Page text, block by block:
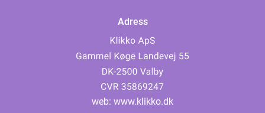
Adress
web: www.klikko.dk